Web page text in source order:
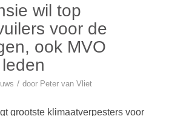
wil top
voor de
ook MVO
/ door Peter van Vliet
grootste klimaatverpesters voor